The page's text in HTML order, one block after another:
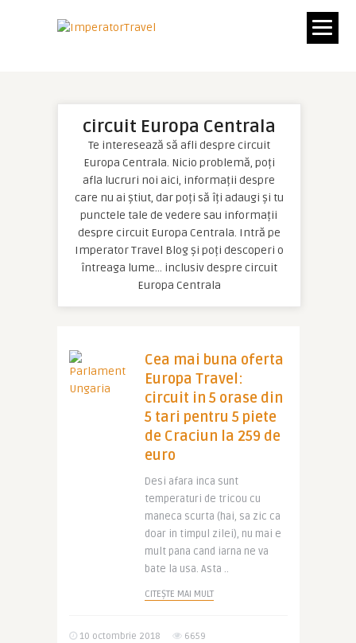
circuit Europa Centrala
Te interesează să afli despre circuit
Europa Centrala. Nicio problemă, poți
afla lucruri noi aici, informații despre
care nu ai știut, dar poți să îți adaugi și tu
punctele tale de vedere sau informații
despre circuit Europa Centrala. Intră pe
Imperator Travel Blog și poți descoperi o
întreaga lume… inclusiv despre circuit
Europa Centrala
Cea mai buna oferta
Europa Travel:
circuit in 5 orase din
5 tari pentru 5 piete
de Craciun la 259 de
euro
Desi afara inca sunt
temperaturi de tricou cu
maneca scurta (hai, sa zic ca
doar in timpul zilei), nu mai e
mult pana cand iarna ne va
bate la usa. Asta ..
CITEȘTE MAI MULT
10 octombrie 2018 6659